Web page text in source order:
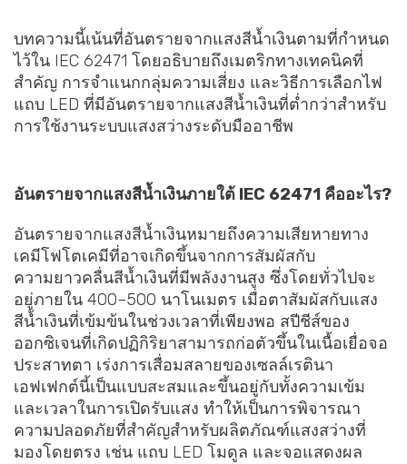
บทความนี้เน้นที่อันตรายจากแสงสีน้ำเงินตามที่กำหนด
ไว้ใน IEC 62471 โดยอธิบายถึงเมตริกทางเทคนิคที่
สำคัญ การจำแนกกลุ่มความเสี่ยง และวิธีการเลือกไฟ
แถบ LED ที่มีอันตรายจากแสงสีน้ำเงินที่ต่ำกว่าสำหรับ
การใช้งานระบบแสงสว่างระดับมืออาชีพ
อันตรายจากแสงสีน้ำเงินภายใต้ IEC 62471 คืออะไร?
อันตรายจากแสงสีน้ำเงินหมายถึงความเสียหายทาง
เคมีโฟโตเคมีที่อาจเกิดขึ้นจากการสัมผัสกับ
ความยาวคลื่นสีน้ำเงินที่มีพลังงานสูง ซึ่งโดยทั่วไปจะ
อยู่ภายใน 400–500 นาโนเมตร เมื่อตาสัมผัสกับแสง
สีน้ำเงินที่เข้มข้นในช่วงเวลาที่เพียงพอ สปีชีส์ของ
ออกซิเจนที่เกิดปฏิกิริยาสามารถก่อตัวขึ้นในเนื้อเยื่อจอ
ประสาทตา เร่งการเสื่อมสลายของเซลล์เรตินา
เอฟเฟกต์นี้เป็นแบบสะสมและขึ้นอยู่กับทั้งความเข้ม
และเวลาในการเปิดรับแสง ทำให้เป็นการพิจารณา
ความปลอดภัยที่สำคัญสำหรับผลิตภัณฑ์แสงสว่างที่
มองโดยตรง เช่น แถบ LED โมดูล และจอแสดงผล